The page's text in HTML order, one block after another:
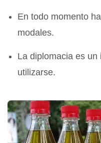
En todo momento
modales.
La diplomacia es
utilizarse.